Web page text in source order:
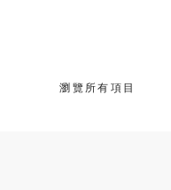
瀏覽所有項目